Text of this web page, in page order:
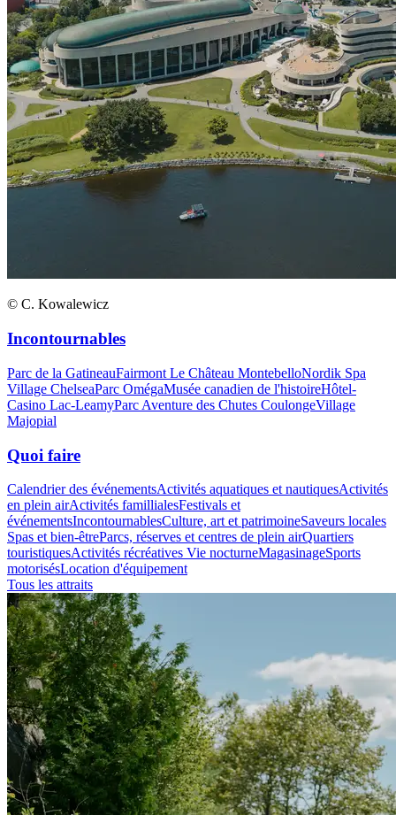
© C. Kowalewicz
Incontournables
Parc de la GatineauFairmont Le Château MontebelloNordik Spa
Village ChelseaParc OmégaMusée canadien de l'histoireHôtel-
Casino Lac-LeamyParc Aventure des Chutes CoulongeVillage
Majopial
Quoi faire
Calendrier des événementsActivités aquatiques et nautiquesActivités
en plein airActivités famillialesFestivals et
événementsIncontournablesCulture, art et patrimoineSaveurs locales
Spas et bien-êtreParcs, réserves et centres de plein airQuartiers
touristiquesActivités récréatives Vie nocturneMagasinageSports
motorisésLocation d'équipement
Tous les attraits